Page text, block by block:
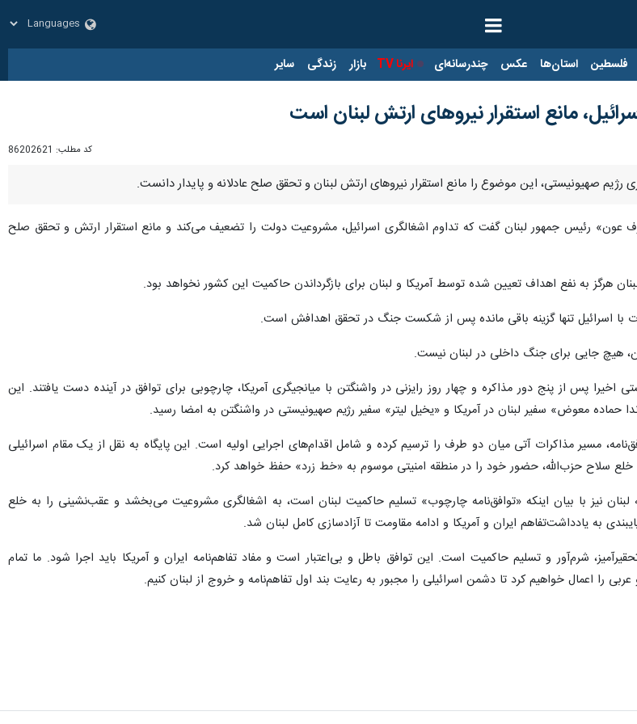
فلسطین استان‌ها عکس چندرسانه‌ای ایرنا TV بازار زندگی سایر
مانع استقرار نیروهای ارتش لبنان است
کد مطلب: 86202621
رژیم صهیونیستی، این موضوع را مانع استقرار نیروهای ارتش لبنان و تحقق صلح عادلانه و پایدار دانست.
عون» رئیس جمهور لبنان گفت که تداوم اشغالگری اسرائیل، مشروعیت دولت را تضعیف می‌کند و مانع استقرار ارتش و تحقق صلح
هرگز به نفع اهداف تعیین شده توسط آمریکا و لبنان برای بازگرداندن حاکمیت این کشور نخواهد بود.
با اسرائیل تنها گزینه باقی مانده پس از شکست جنگ در تحقق اهدافش است.
هیچ جایی برای جنگ داخلی در لبنان نیست.
پس از پنج دور مذاکره و چهار روز رایزنی در واشنگتن با میانجیگری آمریکا، چارچوبی برای توافق در آینده دست یافتند. این
حماده معوض» سفیر لبنان در آمریکا و «یخیل لیتر» سفیر رژیم صهیونیستی در واشنگتن به امضا رسید.
مسیر مذاکرات آتی میان دو طرف را ترسیم کرده و شامل اقدام‌های اجرایی اولیه است. این پایگاه به نقل از یک مقام اسرائیلی
خلع سلاح حزب‌الله، حضور خود را در منطقه امنیتی موسوم به «خط زرد» حفظ خواهد کرد.
نیز با بیان اینکه «توافق‌نامه چارچوب» تسلیم حاکمیت لبنان است، به اشغالگری مشروعیت می‌بخشد و عقب‌نشینی را به خلع
به یادداشت‌تفاهم ایران و آمریکا و ادامه مقاومت تا آزادسازی کامل لبنان شد.
شرم‌آور و تسلیم حاکمیت است. این توافق باطل و بی‌اعتبار است و مفاد تفاهم‌نامه ایران و آمریکا باید اجرا شود. ما تمام
را اعمال خواهیم کرد تا دشمن اسرائیلی را مجبور به رعایت بند اول تفاهم‌نامه و خروج از لبنان کنیم.